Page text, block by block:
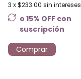
3 x$233.00 sin intereses
o 15% OFF con
suscripción
Comprar